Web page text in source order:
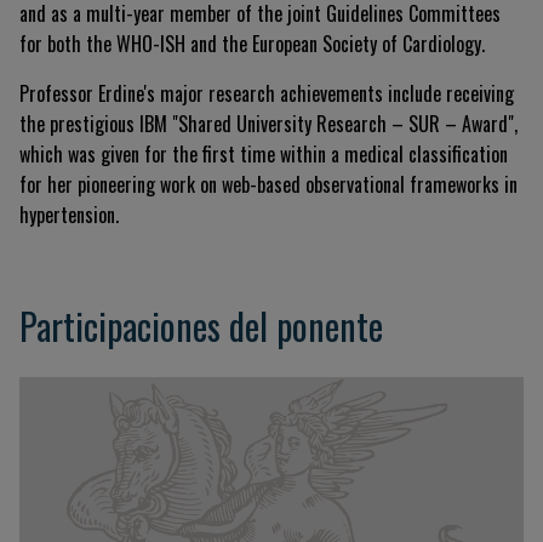
and as a multi-year member of the joint Guidelines Committees
for both the WHO-ISH and the European Society of Cardiology.
Professor Erdine's major research achievements include receiving
the prestigious IBM "Shared University Research – SUR – Award",
which was given for the first time within a medical classification
for her pioneering work on web-based observational frameworks in
hypertension.
Participaciones del ponente